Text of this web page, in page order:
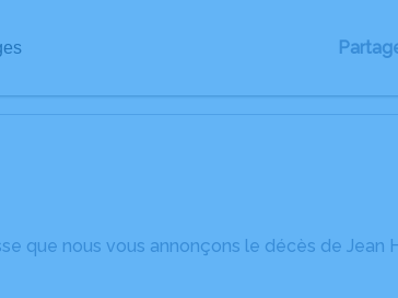
que nous vous annonçons le décès de Jean